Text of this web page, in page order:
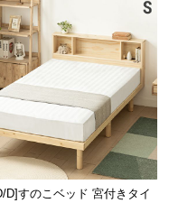
D]すのこベッド 宮付きタイ